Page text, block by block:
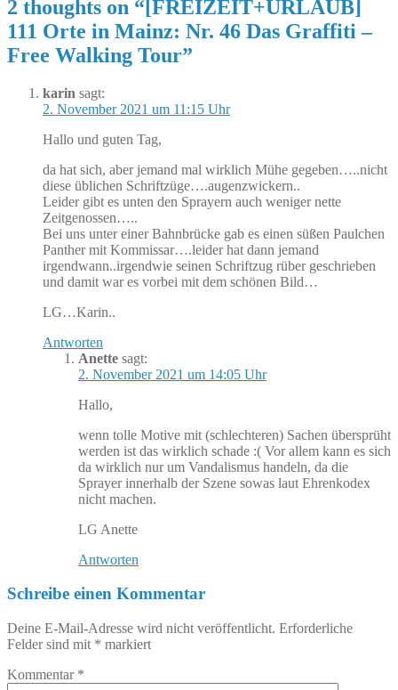
2 thoughts on “ [FREIZEIT+URLAUB]
111 Orte in Mainz: Nr. 46 Das Graffiti –
Free Walking Tour”
karin sagt:
2. November 2021 um 11:15 Uhr
Hallo und guten Tag,
da hat sich, aber jemand mal wirklich Mühe gegeben…..nicht
diese üblichen Schriftzüge….augenzwickern..
Leider gibt es unten den Sprayern auch weniger nette
Zeitgenossen…..
Bei uns unter einer Bahnbrücke gab es einen süßen Paulchen
Panther mit Kommissar….leider hat dann jemand
irgendwann..irgendwie seinen Schriftzug rüber geschrieben
und damit war es vorbei mit dem schönen Bild…
LG…Karin..
Antworten
Anette sagt:
2. November 2021 um 14:05 Uhr
Hallo,
wenn tolle Motive mit (schlechteren) Sachen übersprüht
werden ist das wirklich schade :( Vor allem kann es sich
da wirklich nur um Vandalismus handeln, da die
Sprayer innerhalb der Szene sowas laut Ehrenkodex
nicht machen.
LG Anette
Antworten
Schreibe einen Kommentar
Deine E-Mail-Adresse wird nicht veröffentlicht. Erforderliche
Felder sind mit * markiert
Kommentar *